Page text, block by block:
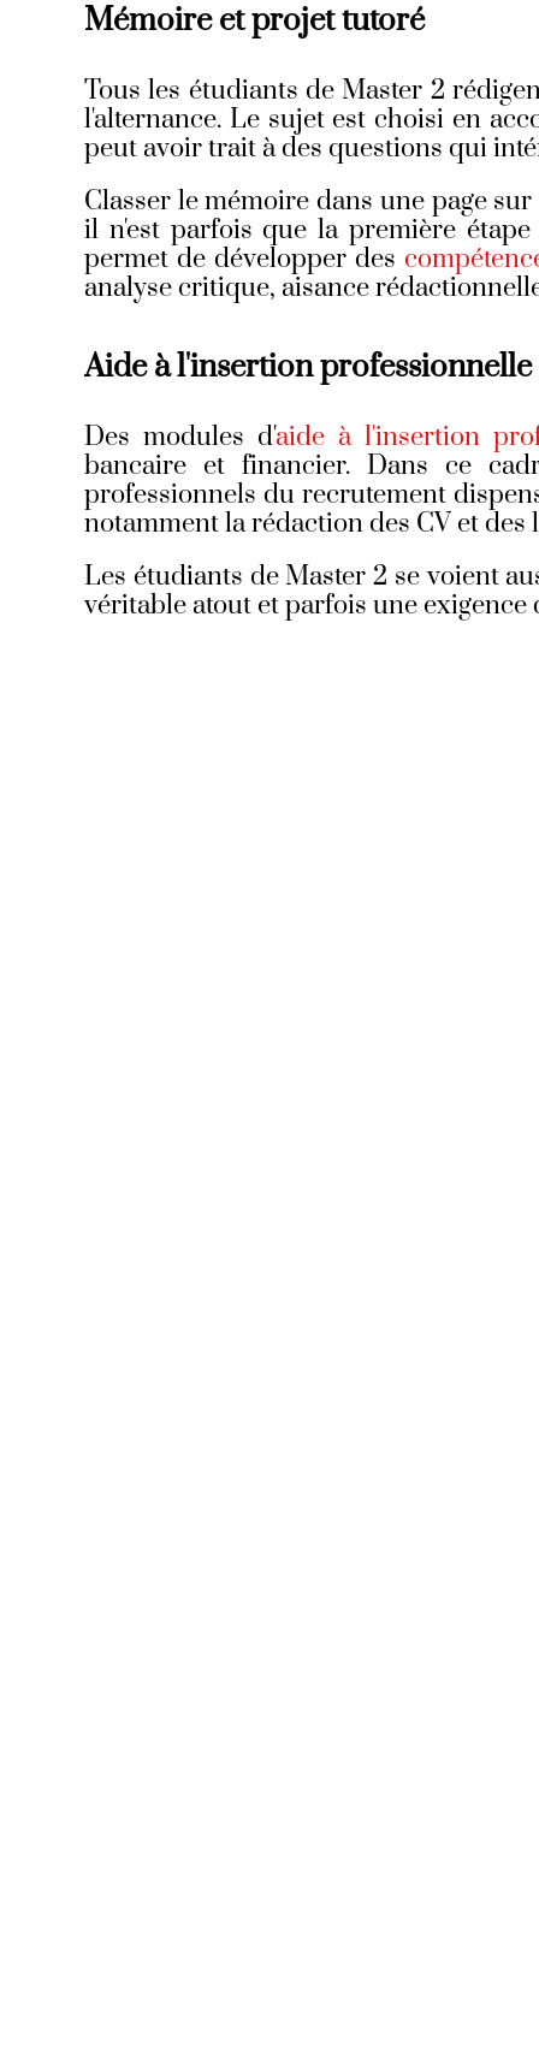
Mémoire et projet tutoré
Tous les étudiants de Master 2
l'alternance. Le sujet est choisi en
peut avoir trait à des questions qui
Classer le mémoire dans une page
il n'est parfois que la première
permet de développer des
analyse critique, aisance
Aide à l'insertion professionnelle
Des modules d'aide à l'insertion
bancaire et financier. Dans ce
professionnels du recrutement
notamment la rédaction des CV et
Les étudiants de Master 2 se voient
véritable atout et parfois une